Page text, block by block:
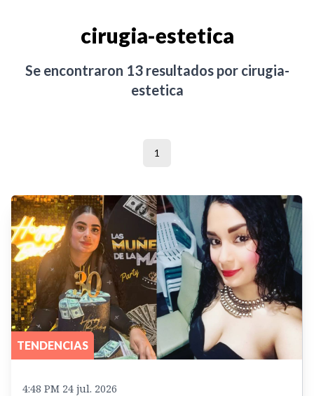
cirugia-estetica
Se encontraron 13resultados por cirugia-
estetica
1
TENDENCIAS
4:48 PM 24 jul. 2026